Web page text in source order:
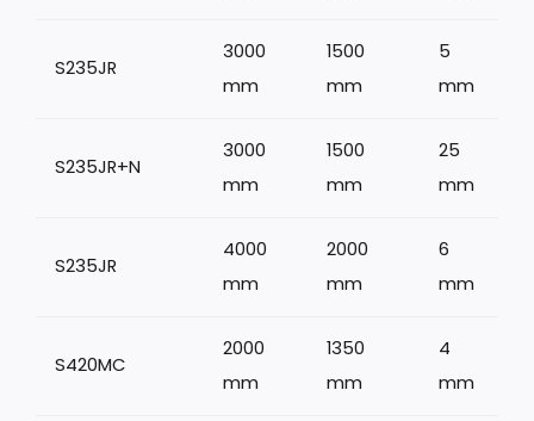
S235JR
3000
mm
1500
mm
5
mm
S235JR+N
3000
mm
1500
mm
25
mm
S235JR
4000
mm
2000
mm
6
mm
S420MC
2000
mm
1350
mm
4
mm